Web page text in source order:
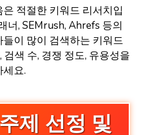
적절한 키워드 리서치입
너, SEMrush, Ahrefs 등의
이 많이 검색하는 키워드
색 수, 경쟁 정도, 유용성을
요.
제 선정 및